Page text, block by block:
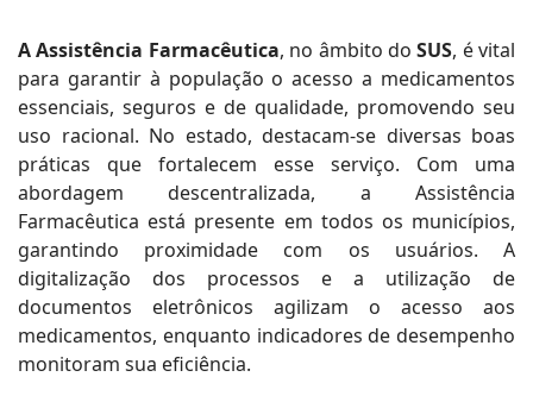
A Assistência Farmacêutica, no âmbito doSUS, é vital
para garantir à população o acesso a medicamentos
essenciais, seguros e de qualidade, promovendo seu
uso racional. No estado, destacam-se diversas boas
práticas que fortalecem esse serviço. Com uma
abordagem descentralizada, a Assistência
Farmacêutica está presente em todos os municípios,
garantindo proximidade com os usuários. A
digitalização dos processos e a utilização de
documentos eletrônicos agilizam o acesso aos
medicamentos, enquanto indicadores de desempenho
monitoram sua eficiência.